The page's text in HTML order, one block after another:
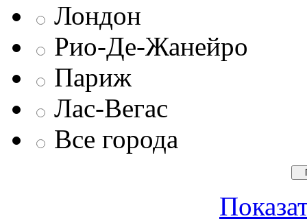
Лондон
Рио-Де-Жанейро
Париж
Лас-Вегас
Все города